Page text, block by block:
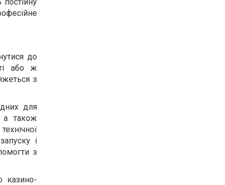
до
або ж
з
для
а також
і
з
казино-